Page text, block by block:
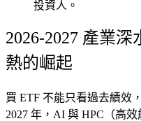
投資人。
2026-2027 產業
熱的崛起
買 ETF 不能只看過去績效
2027 年，AI 與 HPC（高